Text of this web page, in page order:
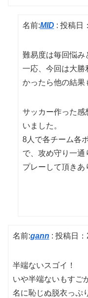
名前:MID : 投稿日
難易度は毎回悩み
一応、今回は大勝
かったら他の結果
サッカー作った感
いました。
8人で各チーム各
で、攻め守り一通
プレーして頂きあ
名前:gann : 投稿日
半端ないスゴイ！
いや半端ないもすご
名に恥じぬ脱衣っぷ